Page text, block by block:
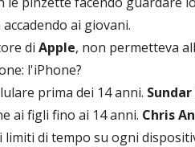
ai giovani.
di Apple, non permetteva
l'iPhone?
prima dei 14 anni. Sundar
ai figli fino ai 14 anni. Chris
di tempo su ogni